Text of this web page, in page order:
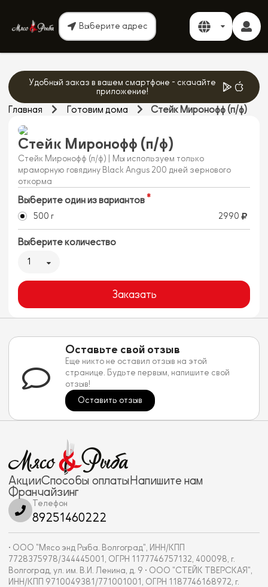
Выберите адрес
Удобный заказ в вашем смартфоне - скачайте
приложение!
Главная Готовим дома Стейк Миронофф (п/ф)
Стейк Миронофф (п/ф)
Стейк Миронофф (п/ф) | Мы используем только
мраморную говядину Black Angus 200 дней зернового
откорма
Выберите один из вариантов
500 г 2990
Выберите количество
1
Заказать
Оставьте свой отзыв
Еще никто не оставил отзыв на этой
странице. Будьте первым, напишите свой
отзыв!
Оставить отзыв
АкцииСпособы оплатыНапишите нам
Франчайзинг
Телефон
89251460222
• ООО "Мясо энд Рыба. Волгоград", ИНН/КПП
7728375978/344445001, ОГРН 1177746757132, 400098, г.
Волгоград, ул. им. В.И. Ленина, д. 9 • ООО "СТЕЙК ТВЕРСКАЯ",
ИНН/КПП 9710049381/771001001, ОГРН 1187746168972, г.